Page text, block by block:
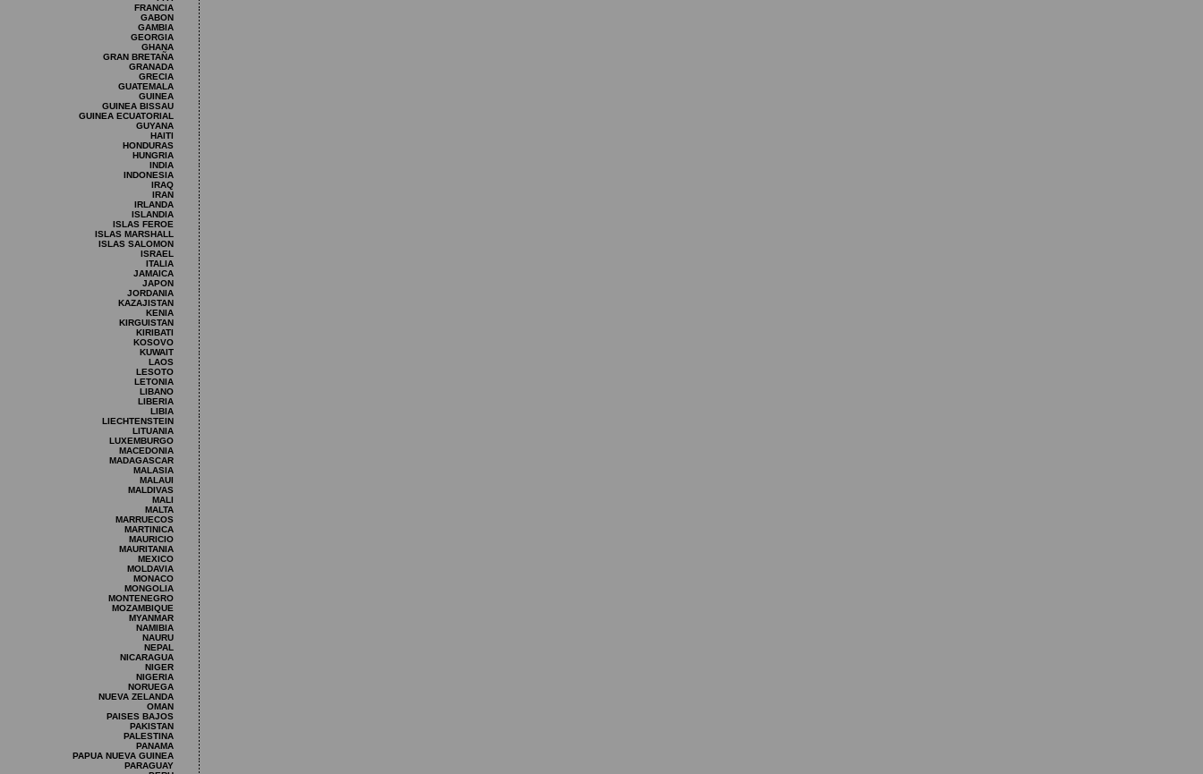
FRANCIA
GABON
GAMBIA
GEORGIA
GHANA
GRAN BRETAÑA
GRANADA
GRECIA
GUATEMALA
GUINEA
GUINEA BISSAU
GUINEA ECUATORIAL
GUYANA
HAITI
HONDURAS
HUNGRIA
INDIA
INDONESIA
IRAQ
IRAN
IRLANDA
ISLANDIA
ISLAS FEROE
ISLAS MARSHALL
ISLAS SALOMON
ISRAEL
ITALIA
JAMAICA
JAPON
JORDANIA
KAZAJISTAN
KENIA
KIRGUISTAN
KIRIBATI
KOSOVO
KUWAIT
LAOS
LESOTO
LETONIA
LIBANO
LIBERIA
LIBIA
LIECHTENSTEIN
LITUANIA
LUXEMBURGO
MACEDONIA
MADAGASCAR
MALASIA
MALAUI
MALDIVAS
MALI
MALTA
MARRUECOS
MARTINICA
MAURICIO
MAURITANIA
MEXICO
MOLDAVIA
MONACO
MONGOLIA
MONTENEGRO
MOZAMBIQUE
MYANMAR
NAMIBIA
NAURU
NEPAL
NICARAGUA
NIGER
NIGERIA
NORUEGA
NUEVA ZELANDA
OMAN
PAISES BAJOS
PAKISTAN
PALESTINA
PANAMA
PAPUA NUEVA GUINEA
PARAGUAY